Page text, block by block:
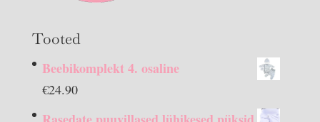
Tooted
Beebikomplekt 4. osaline
€24.90